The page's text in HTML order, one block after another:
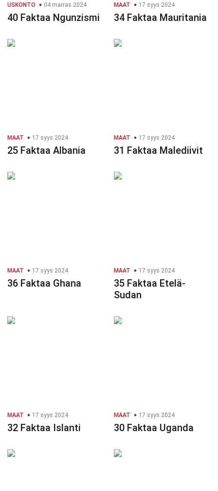
USKONTO 04 marras 2024
40 Faktaa Ngunzismi
MAAT 17 syys 2024
34 Faktaa Mauritania
MAAT 17 syys 2024
25 Faktaa Albania
MAAT 17 syys 2024
31 Faktaa Malediivit
MAAT 17 syys 2024
36 Faktaa Ghana
MAAT 17 syys 2024
35 Faktaa Etelä-
Sudan
MAAT 17 syys 2024
32 Faktaa Islanti
MAAT 17 syys 2024
30 Faktaa Uganda